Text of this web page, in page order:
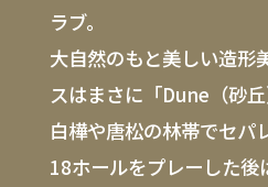
ラブ。
大自然のもと美しい造形
スはまさに「Dune（砂丘
白樺や唐松の林帯でセパ
18ホールをプレーした後